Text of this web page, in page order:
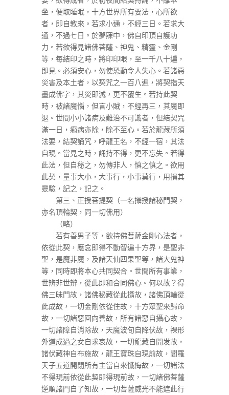
坐，便取睡眠，十方世界所有要法，心所欲
者，即自教來。若求小通，不經三日。若求大
通，不過七日。於夢寐中，佛自印頂自護功
力。若欲得見諸佛菩薩、神鬼、精靈、金剛
等，每結印之時，將印印眼，至一千八十遍，
即見。必須安心，勿使恐動令人失心。若諸惡
災害及本土者，以契咒之一百八遍，將契指天
畫成佛字，其災即滅，更不覆生。若持此契
時，被諸魔惱，但言小賊，不經再三，其魔即
退。世間小小諸病及難治不可識者，但結契咒
滿一日，癲病亦除，除不至心。若於龍藏所須
法要，結契誦咒，呼龍王名，不經一宿，其法
自現。當見之時，誦持不得，更不忘失。若得
此法，但自秘之，勿傳非人，慎之慎之。欲用
此契，量事大小，大事行，小事莫行，用損其
靈驗，記之，記之。
第三、正授菩提契（一名攝授諸秘門契，
亦名頂輪契，同一切佛用）
（略）
若有善男子等，欲持佛菩薩金剛心法者，
依從此契，應念即得不動智遍十方界，是聖非
聖，是魔非魔，及諸天仙四果聖等，諸大鬼神
等，同時即將本心共同契合。世間所有事業，
世辨非世辨，從此即和合同佛心。何以故？得
佛三昧門故，諸佛秘藏從此攝故，諸佛頂輪從
此成故，一切金剛依從住故，十方眾聖來歸命
故，一切諸惡回向善故，所有諸惡自攝心故，
一切諸障自消除故，天魔波旬自降伏故，裸形
外道成過之女自求哀故，一切龍藏自開发故，
諸伏藏神自布施故，龍王寶珠自現前故，閻羅
天子五道開閉所有主當自來懺悔故，一切諸法
不得現前依從此契即得現前故，一切諸佛菩薩
逆順諸門自了知故，一切菩薩威光不能遮此行